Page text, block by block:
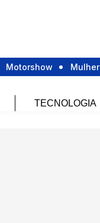
Motorshow Mulher
TECNOLOGIA